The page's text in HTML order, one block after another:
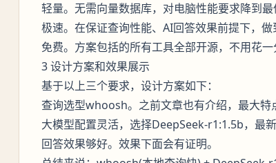
轻量。无需向量数据库，对电脑性能要求降到最
极速。在保证查询性能、AI回答效果前提下，做
免费。方案包括的所有工具全部开源，不用花一
3 设计方案和效果展示
基于以上三个要求，设计方案如下：
查询选型whoosh。之前文章也有介绍，最大特
大模型配置灵活，选择DeepSeek-r1:1.5b，最
回答效果够好。效果下面会有证明。